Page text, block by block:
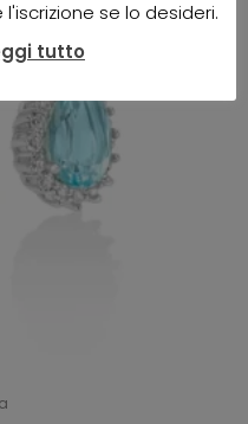
se lo desideri.
tutto